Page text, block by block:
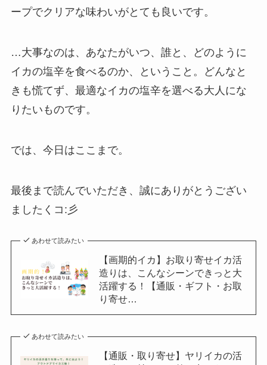
ープでクリアな味わいがとても良いです。
…大事なのは、あなたがいつ、誰と、どのように
イカの塩辛を食べるのか、ということ。どんなと
きも慌てず、最適なイカの塩辛を選べる大人にな
りたいものです。
では、今日はここまで。
最後まで読んでいただき、誠にありがとうござい
ましたくコ:彡
あわせて読みたい
【画期的イカ】お取り寄せイカ活
造りは、こんなシーンできっと大
活躍する！【通販・ギフト・お取
り寄せ…
あわせて読みたい
【通販・取り寄せ】ヤリイカの活